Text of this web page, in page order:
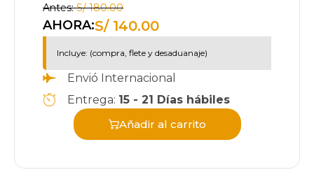
Antes:S/180.00
AHORA:S/140.00
Incluye: (compra, flete y desaduanaje)
Envió Internacional
Entrega: 15 - 21 Días hábiles
Añadir al carrito